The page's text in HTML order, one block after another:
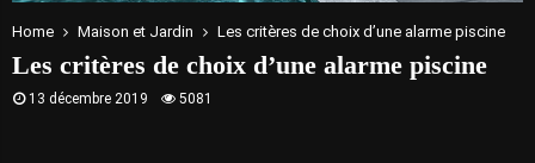
Home Maison et Jardin Les critères de choix d’une alarme piscine
Les critères de choix d’une alarme piscine
13 décembre 2019 5081